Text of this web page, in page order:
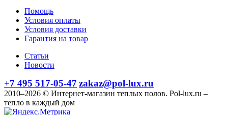
Помощь
Условия оплаты
Условия доставки
Гарантия на товар
Статьи
Новости
+7 495 517-05-47 zakaz@pol-lux.ru
2010–2026 © Интернет-магазин теплых полов. Pol-lux.ru –
тепло в каждый дом